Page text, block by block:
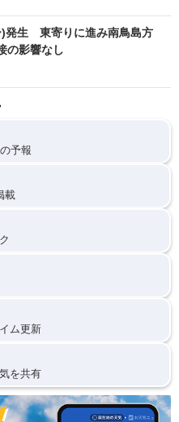
)発生 東寄りに進み南鳥島方
の影響なし
予報
載
ム更新
を共有